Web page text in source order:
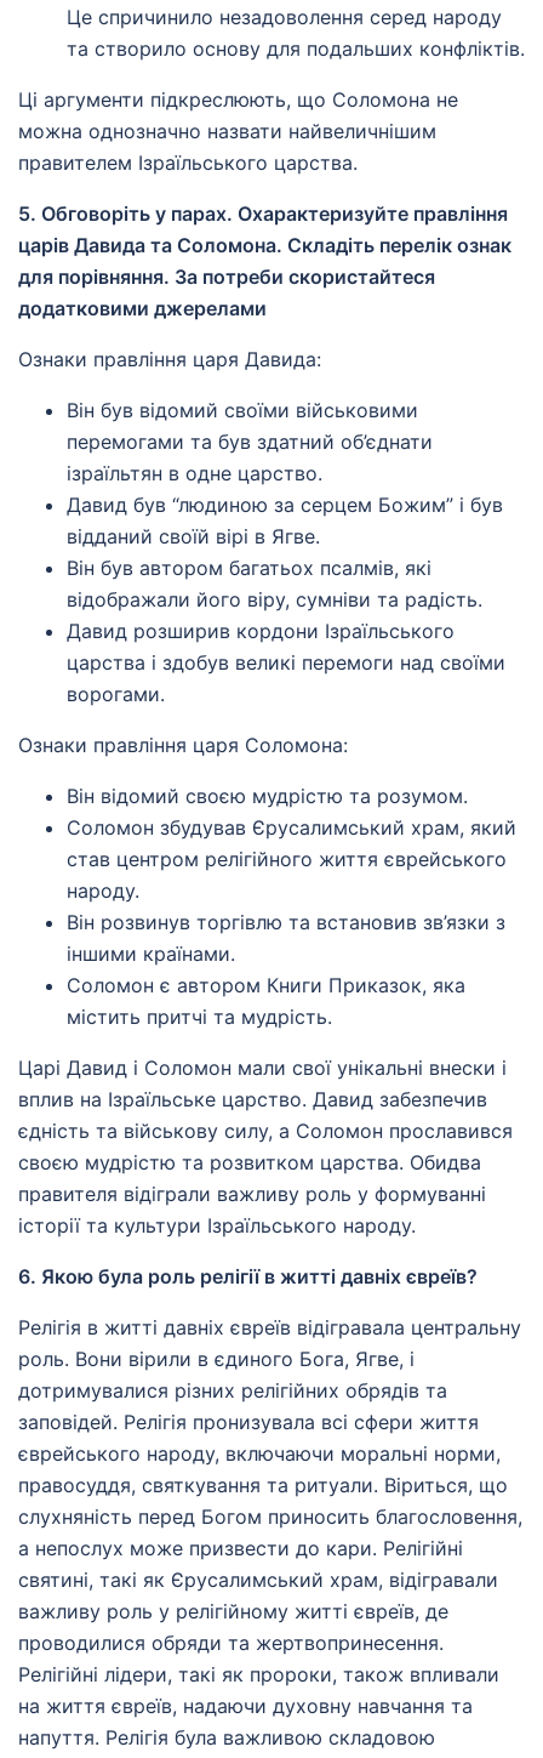
Це спричинило незадоволення серед народу
та створило основу для подальших конфліктів.
Ці аргументи підкреслюють, що Соломона не
можна однозначно назвати найвеличнішим
правителем Ізраїльського царства.
5. Обговоріть у парах. Охарактеризуйте правління
царів Давида та Соломона. Складіть перелік ознак
для порівняння. За потреби скористайтеся
додатковими джерелами
Ознаки правління царя Давида:
Він був відомий своїми військовими
перемогами та був здатний об’єднати
ізраїльтян в одне царство.
Давид був “людиною за серцем Божим” і був
відданий своїй вірі в Ягве.
Він був автором багатьох псалмів, які
відображали його віру, сумніви та радість.
Давид розширив кордони Ізраїльського
царства і здобув великі перемоги над своїми
ворогами.
Ознаки правління царя Соломона:
Він відомий своєю мудрістю та розумом.
Соломон збудував Єрусалимський храм, який
став центром релігійного життя єврейського
народу.
Він розвинув торгівлю та встановив зв’язки з
іншими країнами.
Соломон є автором Книги Приказок, яка
містить притчі та мудрість.
Царі Давид і Соломон мали свої унікальні внески і
вплив на Ізраїльське царство. Давид забезпечив
єдність та військову силу, а Соломон прославився
своєю мудрістю та розвитком царства. Обидва
правителя відіграли важливу роль у формуванні
історії та культури Ізраїльського народу.
6. Якою була роль релігії в житті давніх євреїв?
Релігія в житті давніх євреїв відігравала центральну
роль. Вони вірили в єдиного Бога, Ягве, і
дотримувалися різних релігійних обрядів та
заповідей. Релігія пронизувала всі сфери життя
єврейського народу, включаючи моральні норми,
правосуддя, святкування та ритуали. Віриться, що
слухняність перед Богом приносить благословення,
а непослух може призвести до кари. Релігійні
святині, такі як Єрусалимський храм, відігравали
важливу роль у релігійному житті євреїв, де
проводилися обряди та жертвопринесення.
Релігійні лідери, такі як пророки, також впливали
на життя євреїв, надаючи духовну навчання та
напуття. Релігія була важливою складовою